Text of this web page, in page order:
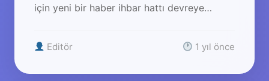
için yeni bir haber ihbar hattı devreye…
Editör 1 yıl önce